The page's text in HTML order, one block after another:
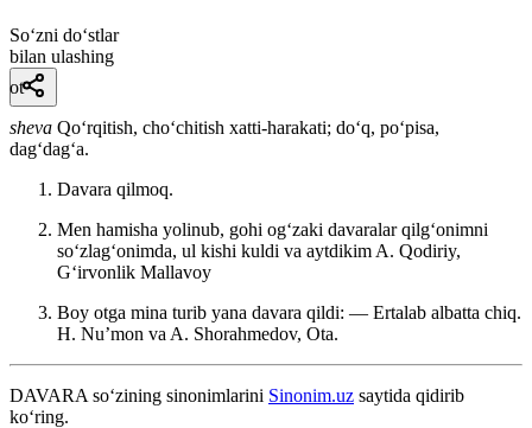
So‘zni do‘stlar
bilan ulashing
ot
sheva Qoʻrqitish, choʻchitish xatti-harakati; doʻq, poʻpisa,
dagʻdagʻa.
Davara qilmoq.
Men hamisha yolinub, gohi ogʻzaki davaralar qilgʻonimni
soʻzlagʻonimda, ul kishi kuldi va aytdikim A. Qodiriy,
Gʻirvonlik Mallavoy
Boy otga mina turib yana davara qildi: — Ertalab albatta chiq.
H. Nuʼmon va A. Shorahmedov, Ota.
DAVARA so‘zining sinonimlarini Sinonim.uz saytida qidirib
ko‘ring.